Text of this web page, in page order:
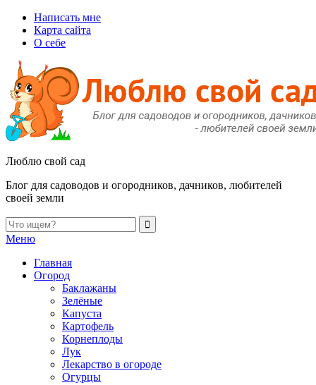
Написать мне
Карта сайта
О себе
Люблю свой сад
Блог для садоводов и огородников, дачников, любителей
своей земли
Меню
Главная
Огород
Баклажаны
Зелёные
Капуста
Картофель
Корнеплоды
Лук
Лекарство в огороде
Огурцы